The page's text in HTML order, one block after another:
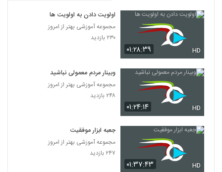
۰۱:۲۸:۳۹ HD
اولویت دادن به اولویت ها
مجموعه آموزشی بهتر از امروز
۲۳۰ بازدید
۰۱:۲۴:۱۴ HD
وبینار مردم معمولی نباشید
مجموعه آموزشی بهتر از امروز
۲۴۸ بازدید
۰۱:۳۷:۴۳ HD
جعبه ابزار موفقیت
مجموعه آموزشی بهتر از امروز
۲۴۷ بازدید